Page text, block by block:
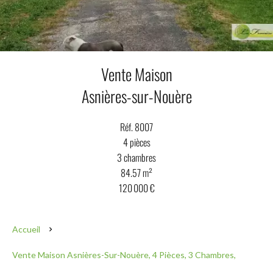
Vente Maison
Asnières-sur-Nouère
Réf. 8007
4 pièces
3 chambres
84.57 m²
120 000 €
Accueil
Vente Maison Asnières-Sur-Nouère, 4 Pièces, 3 Chambres,